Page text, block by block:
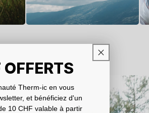
Therm-ic en vous
et bénéficiez d'un
10 CHF valable à partir